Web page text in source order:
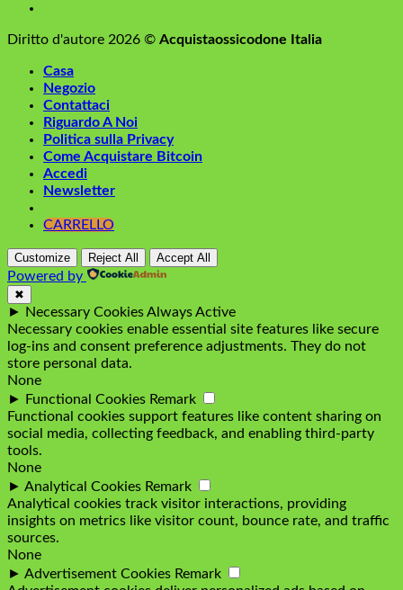
Diritto d'autore 2026 © Acquistaossicodone Italia
Casa
Negozio
Contattaci
Riguardo A Noi
Politica sulla Privacy
Come Acquistare Bitcoin
Accedi
Newsletter
CARRELLO
Customize Reject All Accept All
Powered by
✖
► Necessary CookiesAlways Active
Necessary cookies enable essential site features like secure
log-ins and consent preference adjustments. They do not
store personal data.
None
►
Functional Cookies Remark
Functional cookies support features like content sharing on
social media, collecting feedback, and enabling third-party
tools.
None
► Analytical Cookies Remark
Analytical cookies track visitor interactions, providing
insights on metrics like visitor count, bounce rate, and traffic
sources.
None
► Advertisement Cookies Remark